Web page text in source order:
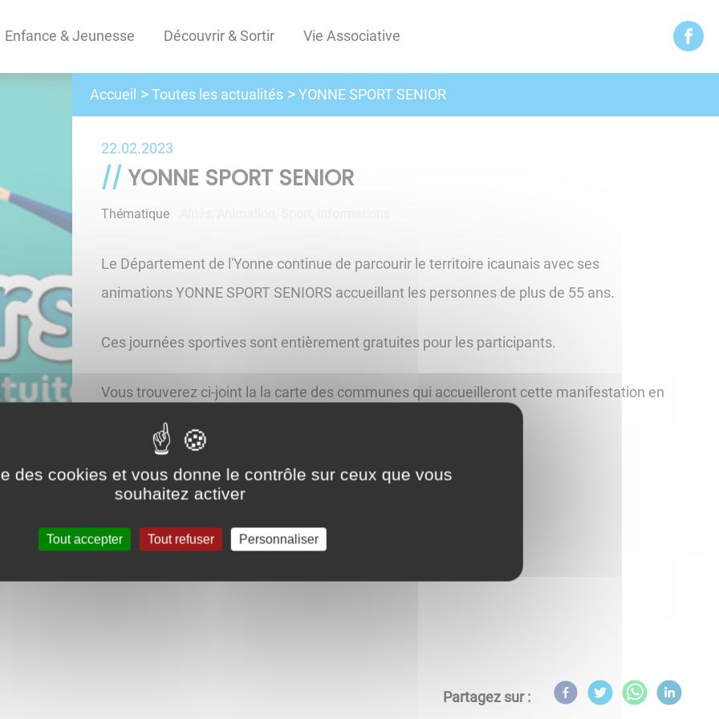
Enfance & Jeunesse Découvrir & Sortir Vie Associative
Accueil Toutes les actualités YONNE SPORT SENIOR
22.02.2023
YONNE SPORT SENIOR
Thématique
Le Département de l'Yonne continue de parcourir le territoire icaunais avec ses
animations YONNE SPORT SENIORS accueillant les personnes de plus de 55 ans.
Ces journées sportives sont entièrement gratuites pour les participants.
Vous trouverez ci-joint la la carte des communes qui accueilleront cette manifestation en
CARTE
Inscriptions
Partagez sur :
des cookies et vous donne le contrôle sur ceux que vous
souhaitez activer
Tout accepter Tout refuser Personnaliser